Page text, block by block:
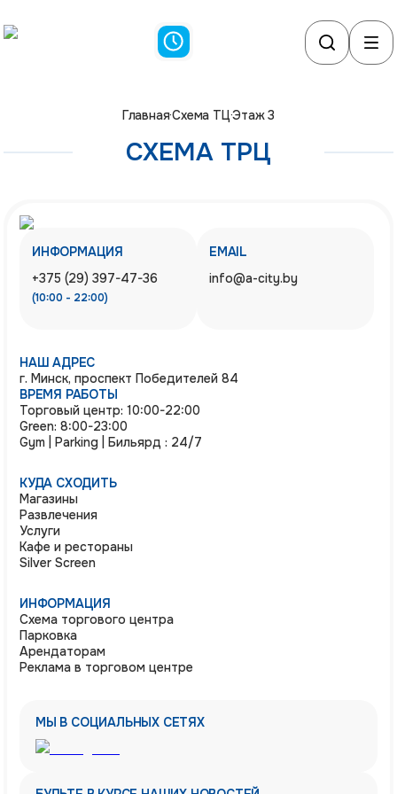
Главная·Схема ТЦ·Этаж 3
СХЕМА ТРЦ
ИНФОРМАЦИЯ
+375 (29) 397-47-36
(10:00 - 22:00)
EMAIL
info@a-city.by
НАШ АДРЕС
г. Минск, проспект Победителей 84
ВРЕМЯ РАБОТЫ
Торговый центр: 10:00-22:00
Green: 8:00-23:00
Gym | Parking | Бильярд : 24/7
КУДА СХОДИТЬ
Магазины
Развлечения
Услуги
Кафе и рестораны
Silver Screen
ИНФОРМАЦИЯ
Схема торгового центра
Парковка
Арендаторам
Реклама в торговом центре
МЫ В СОЦИАЛЬНЫХ СЕТЯХ